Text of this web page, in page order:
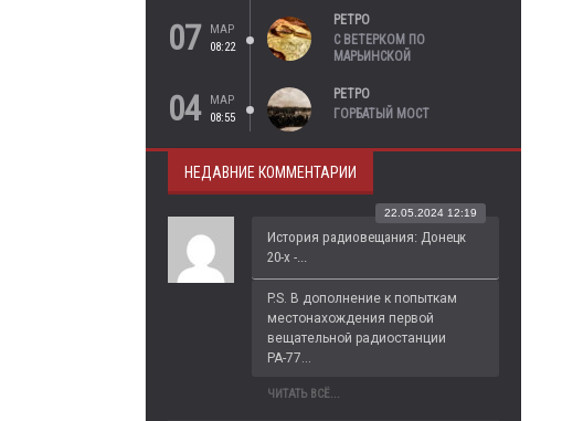
07
МАР
08:22
РЕТРО
С ВЕТЕРКОМ ПО
МАРЬИНСКОЙ
04
МАР
08:55
РЕТРО
ГОРБАТЫЙ МОСТ
НЕДАВНИЕ КОММЕНТАРИИ
История радиовещания: Донецк
20-х -...
22.05.2024 12:19
P.S. В дополнение к попыткам
местонахождения первой
вещательной радиостанции
РА-77...
ЧИТАТЬ ВСЁ...